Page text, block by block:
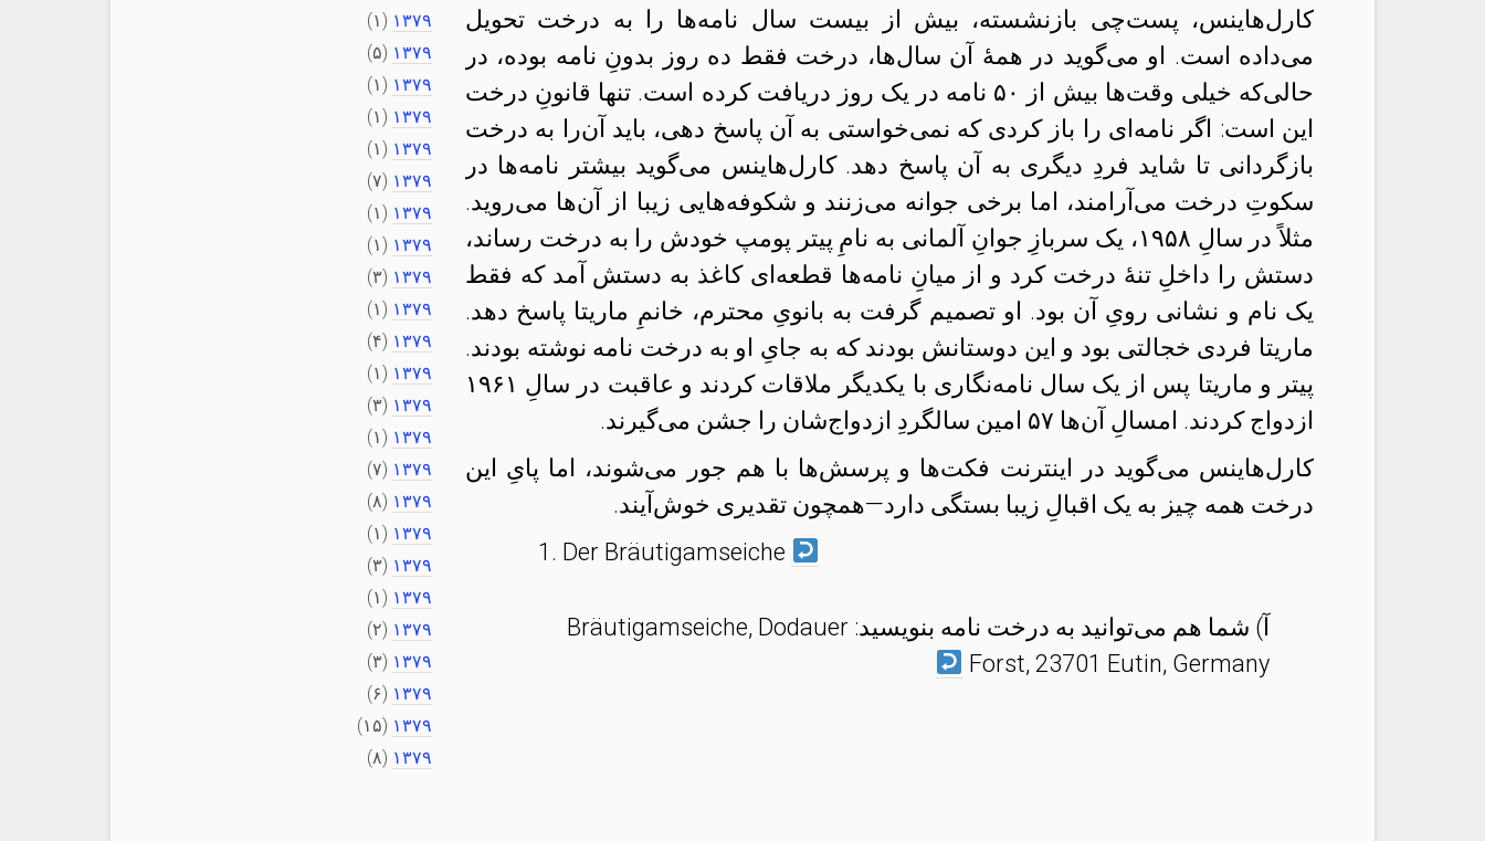
کارل‌هاینس، پست‌چی بازنشسته، بیش از بیست سال نامه‌ها را به درخت تحویل
می‌داده است. او می‌گوید در همهٔ آن‌ سال‌ها، درخت فقط ده روز بدونِ نامه بوده، در
حالی‌که خیلی وقت‌ها بیش از ۵۰ نامه در یک روز دریافت کرده است. تنها قانونِ درخت
این است: اگر نامه‌ای را باز کردی که نمی‌خواستی به آن پاسخ دهی، باید آن‌را به درخت
بازگردانی تا شاید فردِ دیگری به آن پاسخ دهد. کارل‌هاینس می‌گوید بیشتر نامه‌ها در
سکوتِ درخت می‌آرامند، اما برخی جوانه می‌زنند و شکوفه‌هایی زیبا از آن‌ها می‌روید.
مثلاً در سالِ ۱۹۵۸، یک سربازِ جوانِ آلمانی به نامِ پیتر پومپ خودش را به درخت رساند،
دستش را داخلِ تنهٔ درخت کرد و از میانِ نامه‌ها قطعه‌ای کاغذ به دستش آمد که فقط
یک نام و نشانی رویِ آن بود. او تصمیم گرفت به بانویِ محترم، خانمِ ماریتا پاسخ دهد.
ماریتا فردی خجالتی بود و این دوستانش بودند که به جایِ او به درخت نامه نوشته بودند.
پیتر و ماریتا پس از یک سال نامه‌نگاری با یکدیگر ملاقات کردند و عاقبت در سالِ ۱۹۶۱
ازدواج کردند. امسالِ آن‌ها ۵۷ امین سالگردِ ازدواج‌شان را جشن می‌گیرند.
کارل‌هاینس می‌گوید در اینترنت فکت‌ها و پرسش‌ها با هم جور می‌شوند، اما پایِ این
درخت همه چیز به یک اقبالِ زیبا بستگی دارد—همچون تقدیری خوش‌آیند.
Der Bräutigamseiche
آ) شما هم می‌توانید به درخت نامه بنویسید: Bräutigamseiche, Dodauer
Forst, 23701 Eutin, Germany
۱۳۷۹ (۱)
۱۳۷۹ (۵)
۱۳۷۹ (۱)
۱۳۷۹ (۱)
۱۳۷۹ (۱)
۱۳۷۹ (۷)
۱۳۷۹ (۱)
۱۳۷۹ (۱)
۱۳۷۹ (۳)
۱۳۷۹ (۱)
۱۳۷۹ (۴)
۱۳۷۹ (۱)
۱۳۷۹ (۳)
۱۳۷۹ (۱)
۱۳۷۹ (۷)
۱۳۷۹ (۸)
۱۳۷۹ (۱)
۱۳۷۹ (۳)
۱۳۷۹ (۱)
۱۳۷۹ (۲)
۱۳۷۹ (۳)
۱۳۷۹ (۶)
۱۳۷۹ (۱۵)
۱۳۷۹ (۸)